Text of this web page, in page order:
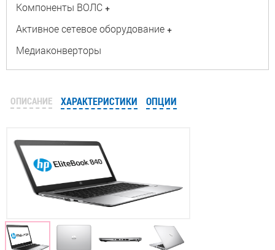
Компоненты ВОЛС +
Активное сетевое оборудование +
Медиаконверторы
ОПИСАНИЕ ХАРАКТЕРИСТИКИ ОПЦИИ